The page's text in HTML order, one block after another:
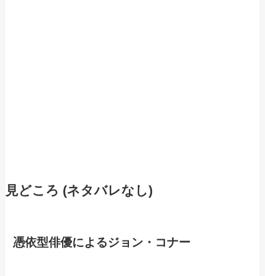
見どころ (ネタバレなし)
憑依型俳優によるジョン・コナー